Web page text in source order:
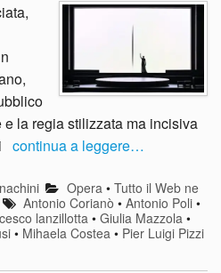
la regia stilizzata ma incisiva
continua a leggere…
Opera • Tutto il Web ne
Antonio Corianò •Antonio Poli •
lanzillotta • Giulia Mazzola •
• Mihaela Costea • Pier Luigi Pizzi